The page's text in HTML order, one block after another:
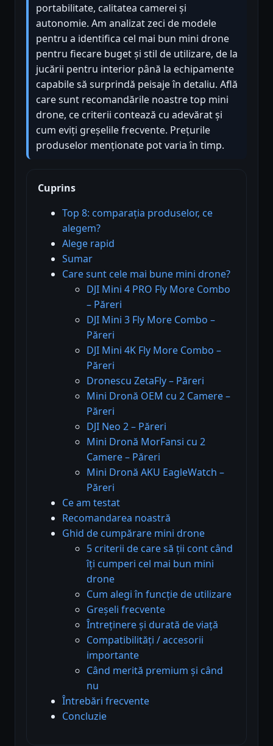
portabilitate, calitatea camerei și
autonomie. Am analizat zeci de modele
pentru a identifica cel mai bun mini drone
pentru fiecare buget și stil de utilizare, de la
jucării pentru interior până la echipamente
capabile să surprindă peisaje în detaliu. Află
care sunt recomandările noastre top mini
drone, ce criterii contează cu adevărat și
cum eviți greșelile frecvente. Prețurile
produselor menționate pot varia în timp.
Cuprins
Top 8: comparația produselor, ce
alegem?
Alege rapid
Sumar
Care sunt cele mai bune mini drone?
DJI Mini 4 PRO Fly More Combo
– Păreri
DJI Mini 3 Fly More Combo –
Păreri
DJI Mini 4K Fly More Combo –
Păreri
Dronescu ZetaFly – Păreri
Mini Dronă OEM cu 2 Camere –
Păreri
DJI Neo 2 – Păreri
Mini Dronă MorFansi cu 2
Camere – Păreri
Mini Dronă AKU EagleWatch –
Păreri
Ce am testat
Recomandarea noastră
Ghid de cumpărare mini drone
5 criterii de care să ții cont când
îți cumperi cel mai bun mini
drone
Cum alegi în funcție de utilizare
Greșeli frecvente
Întreținere și durată de viață
Compatibilități / accesorii
importante
Când merită premium și când
nu
Întrebări frecvente
Concluzie